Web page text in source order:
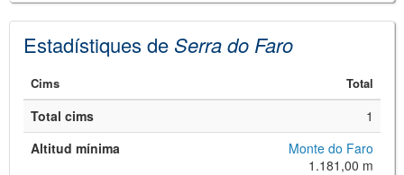
JS library for interactive maps
Estadístiques de Serra do Faro
Cims Total
Total cims
1
Altitud mínima
Monte do Faro
1.181,00 m